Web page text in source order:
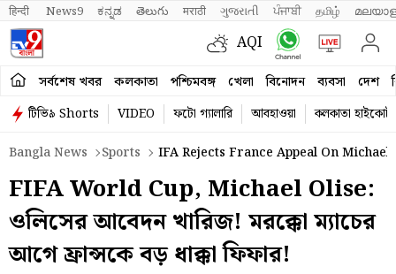
हिन्दी News9 ಕನ್ನಡ తెలుగు मराठी ગુજરાતી ਪੰਜਾਬੀ தமிழ்
AQI
সর্বশেষ খবর কলকাতা পশ্চিমবঙ্গ খেলা বিনোদন ব্যবসা দেশ
টিভি৯ Shorts VIDEO ফটো গ্যালারি আবহাওয়া
কলকাতা হাইকোর্ট
Bangla News
Sports IFA Rejects France Appeal On
FIFA World Cup, Michael Olise:
ওলিসের আবেদন খারিজ! মরক্কো ম্যাচের
আগে ফ্রান্সকে বড় ধাক্কা ফিফার!